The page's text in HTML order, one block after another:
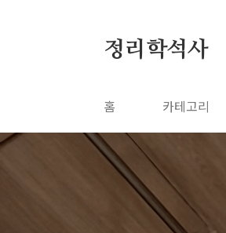
정리학석사
홈 카테고리